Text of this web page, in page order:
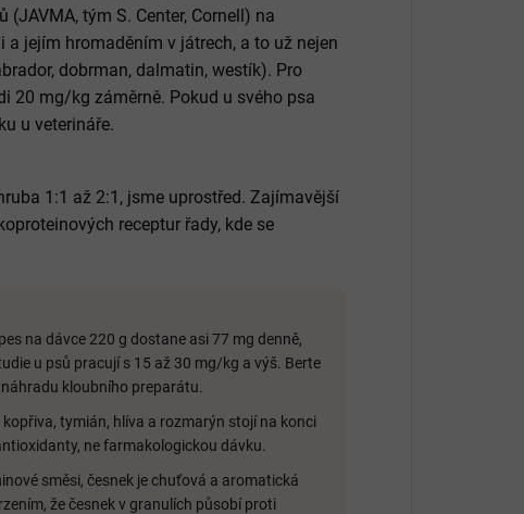
tým S. Center, Cornell) na
jejím hromaděním v játrech, a to už nejen
dobrman, dalmatin, westík). Pro
20 mg/kg záměrně. Pokud u svého psa
u veterináře.
1:1 až 2:1, jsme uprostřed. Zajímavější
receptur řady, kde se
na dávce 220 g dostane asi 77 mg denně,
u psů pracují s 15 až 30 mg/kg a výš. Berte
kloubního preparátu.
tymián, hlíva a rozmarýn stojí na konci
ne farmakologickou dávku.
směsi, česnek je chuťová a aromatická
že česnek v granulích působí proti